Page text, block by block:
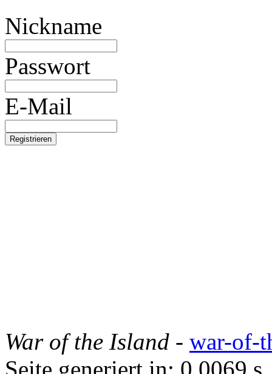
Nickname
Passwort
E-Mail
War of the Island - war-of-
Seite generiert in: 0.0069 s